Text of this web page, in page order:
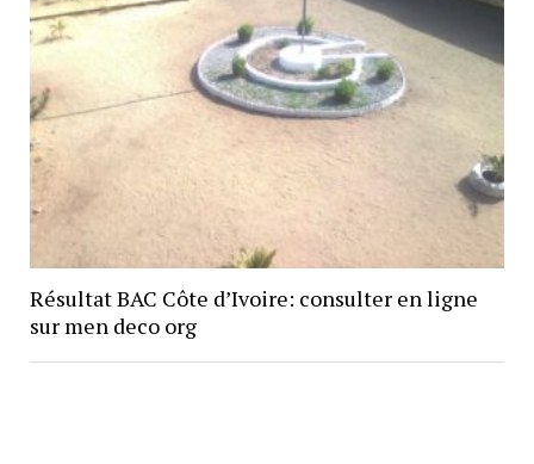
Résultat BAC Côte d’Ivoire: consulter en ligne
sur men deco org